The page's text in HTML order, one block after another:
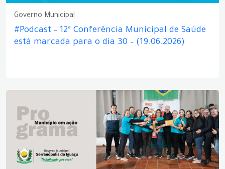
Governo Municipal
#Podcast – 12ª Conferência Municipal de Saúde
está marcada para o dia 30 – (19.06.2026)